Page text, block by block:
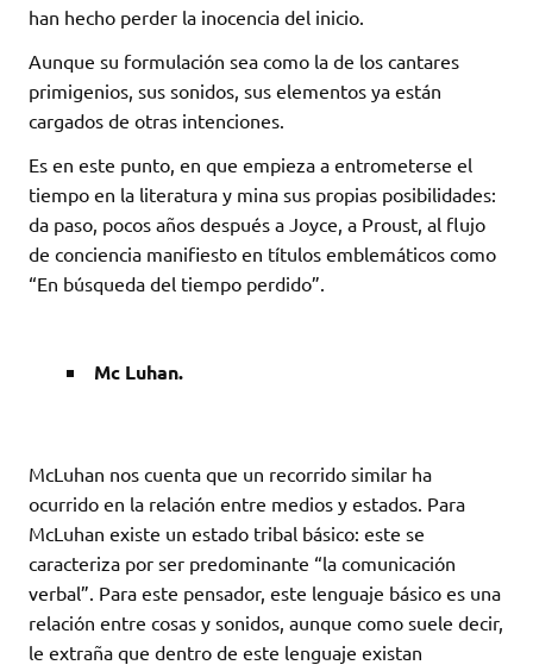
han hecho perder la inocencia del inicio.
Aunque su formulación sea como la de los cantares
primigenios, sus sonidos, sus elementos ya están
cargados de otras intenciones.
Es en este punto, en que empieza a entrometerse el
tiempo en la literatura y mina sus propias posibilidades:
da paso, pocos años después a Joyce, a Proust, al flujo
de conciencia manifiesto en títulos emblemáticos como
“En búsqueda del tiempo perdido”.
Mc Luhan.
McLuhan nos cuenta que un recorrido similar ha
ocurrido en la relación entre medios y estados. Para
McLuhan existe un estado tribal básico: este se
caracteriza por ser predominante “la comunicación
verbal”. Para este pensador, este lenguaje básico es una
relación entre cosas y sonidos, aunque como suele decir,
le extraña que dentro de este lenguaje existan